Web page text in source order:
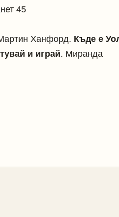
45
Ханфорд. Къде е
и играй. Миранда